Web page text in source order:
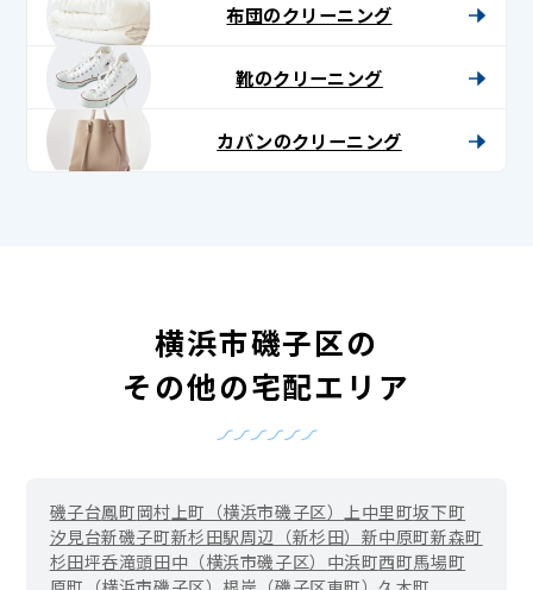
布団のクリーニング
靴のクリーニング
カバンのクリーニング
横浜市磯子区の
その他の宅配エリア
磯子台鳳町岡村上町（横浜市磯子区）上中里町坂下町
汐見台新磯子町新杉田駅周辺（新杉田） 新中原町新森町
杉田坪呑滝頭田中（横浜市磯子区） 中浜町西町馬場町